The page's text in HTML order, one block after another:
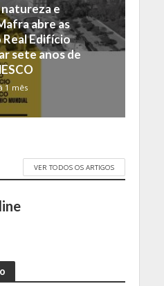
e
abre as
Edifício
sete anos de
1 mês
VER TODOS OS ARTIGOS